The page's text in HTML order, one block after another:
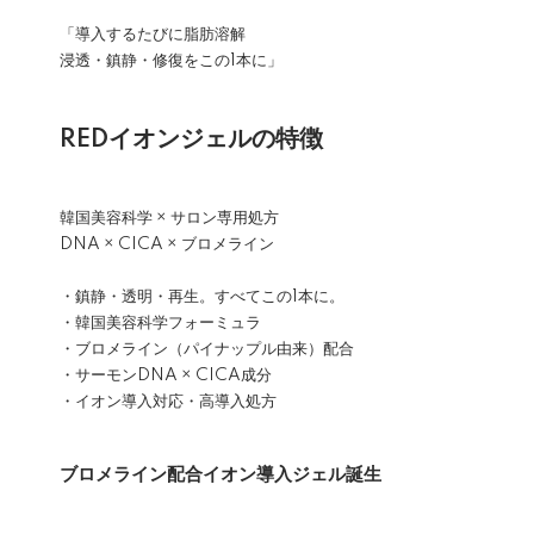
「導入するたびに脂肪溶解
浸透・鎮静・修復をこの1本に」
REDイオンジェルの特徴
韓国美容科学 × サロン専用処方
DNA × CICA × ブロメライン
・鎮静・透明・再生。すべてこの1本に。
・韓国美容科学フォーミュラ
・ブロメライン（パイナップル由来）配合
・サーモンDNA × CICA成分
・イオン導入対応・高導入処方
ブロメライン配合イオン導入ジェル誕生